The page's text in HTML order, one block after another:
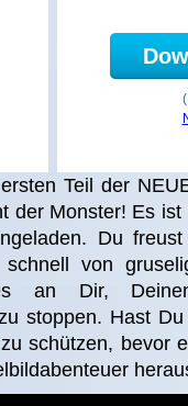
Teil der
der Monster! Es
Du
von
an Dir, Deinen
stoppen. Hast
schützen, bevor